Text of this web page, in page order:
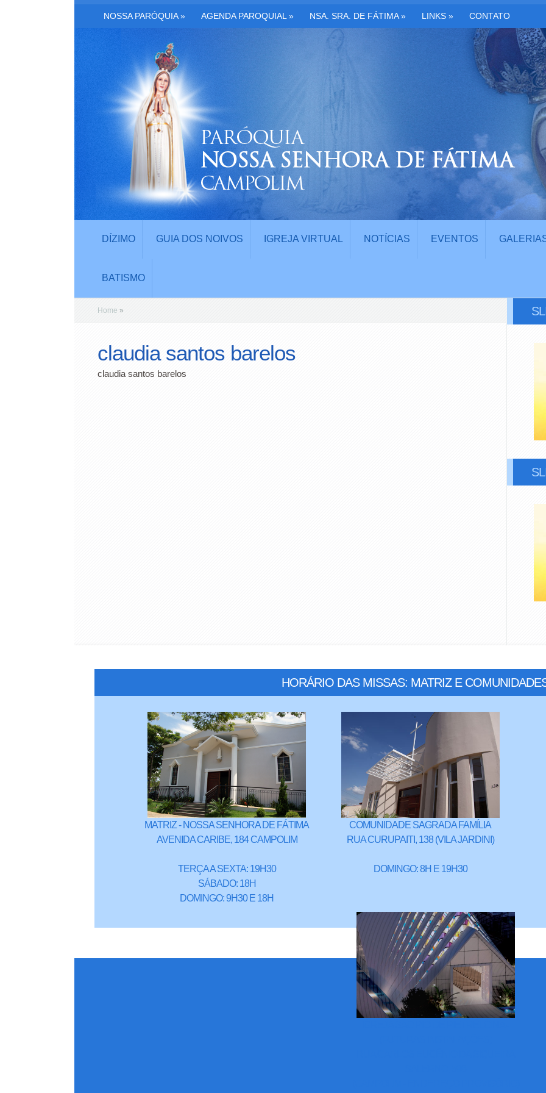
NOSSA PARÓQUIA» AGENDA PAROQUIAL » NSA. SRA. DE FÁTIMA» LINKS » CONTATO
DÍZIMO GUIA DOS NOIVOS IGREJA VIRTUAL NOTÍCIAS EVENTOS
BATISMO
Home »
claudia santos barelos
claudia santos barelos
HORÁRIO DAS MISSAS: MATRIZ E
MATRIZ - NOSSA SENHORA DE FÁTIMA
AVENIDA CARIBE, 184 CAMPOLIM
TERÇA A SEXTA: 19H30
SÁBADO: 18H
DOMINGO: 9H30 E 18H
COMUNIDADE SAGRADA FAMÍLIA
RUA CURUPAITI, 138 (VILA JARDINI)
DOMINGO: 8H E 19H30